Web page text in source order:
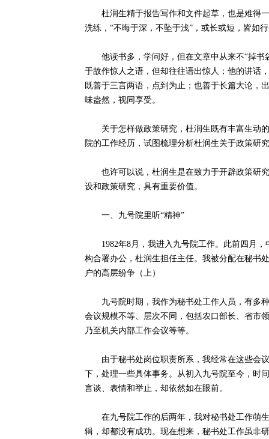
杜润生精于报告写作和文件起草，也是难得一
洗练，“不晦于深，不坠于浅”，或长或短，皆如
他读书多，学问好，但在文章中从来不“掉书
于故作惊人之语，但却往往语出惊人；他的讲话
既善于三言两语，点到为止；也善于长篇大论，
味盎然，视同享受。
关于怎样做政策研究，杜润生既有丰富生动的
院的工作经历，试图梳理分析杜润生关于政策研
也许可以说，杜润生是在致力于开辟政策研究
设和政策研究，具有重要价值。
一、九号院里听“精神”
1982年8月，我进入九号院工作。此前四月，
构合署办公，杜润生担任主任。我被分配在秘书
户的高层纷争（上）
九号院时期，我作为秘书处工作人员，有多种
会议规模不等、层次不同，包括农口部长、省市
乃至机关内部工作会议等等。
由于秘书处岗位职责所系，我经常在这些会议
下，处理一些具体事务。从初入九号院至今，时
言谈、表情和举止，却依然如在眼前。
在九号院工作的后两年，我对秘书处工作萌生
辑，却都没有成功。现在想来，秘书处工作虽非